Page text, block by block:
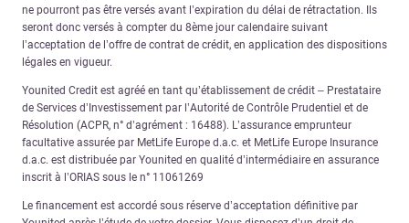
ne pourront pas être versés avant l’expiration du délai de rétractation. Ils
seront donc versés à compter du 8ème jour calendaire suivant
l’acceptation de l’offre de contrat de crédit, en application des dispositions
légales en vigueur.
Younited Credit est agréé en tant qu’établissement de crédit – Prestataire
de Services d’Investissement par l’Autorité de Contrôle Prudentiel et de
Résolution (ACPR, n° d’agrément : 16488). L’assurance emprunteur
facultative assurée par MetLife Europe d.a.c. et MetLife Europe Insurance
d.a.c. est distribuée par Younited en qualité d’intermédiaire en assurance
inscrit à l’ORIAS sous le n° 11061269
Le financement est accordé sous réserve d’acceptation définitive par